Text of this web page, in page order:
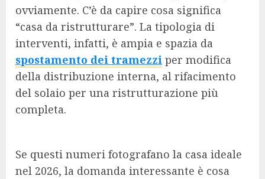
ovviamente. C’è da capire cosa significa
“casa da ristrutturare”. La tipologia di
interventi, infatti, è ampia e spazia da
spostamento dei tramezzi per modifica
della distribuzione interna, al rifacimento
del solaio per una ristrutturazione più
completa.
Se questi numeri fotografano la casa ideale
nel 2026, la domanda interessante è cosa